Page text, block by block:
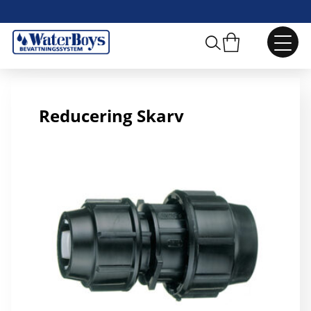
75x63 Reducering Skarv
Reducering Skarv